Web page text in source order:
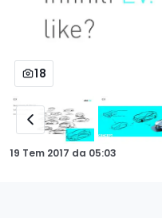
18
19 Tem 2017 da 05:03